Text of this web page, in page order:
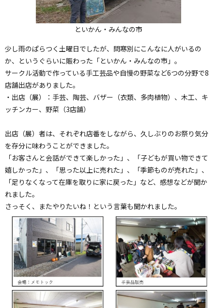
といかん・みんなの市
少し雨のぱらつく土曜日でしたが、問寒別にこんなに人がいるの
か、というぐらいに賑わった「といかん・みんなの市」。
サークル活動で作っている手工芸品や自慢の野菜など6つの分野で8
店舗出店がありました。
・出店（展）：手芸、陶芸、バザー（衣類、多肉植物）、木工、キ
ッチンカー、野菜（3店舗）
出店（展）者は、それぞれ店番をしながら、久しぶりのお祭り気分
を存分に味わうことができました。
「お客さんと会話ができて楽しかった」、「子どもが買い物できて
嬉しかった」、「思った以上に売れた」、「季節ものが売れた」、
「足りなくなって在庫を取りに家に戻った」など、感想などが聞か
れました。
さっそく、またやりたいね！という言葉も聞かれました。